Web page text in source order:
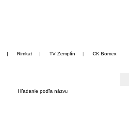
| Rimkat | TV Zemplín | CK Bomex
Hľadanie poďľa názvu